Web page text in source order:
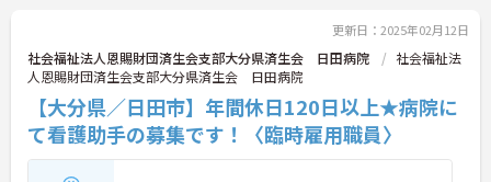
ントもお伝えしますので是非ご応募お待ちしており
ます。
更新日：2025年02月12日
社会福祉法人恩賜財団済生会支部大分県済生会 日田病院
社会福祉法
人恩賜財団済生会支部大分県済生会 日田病院
【大分県／日田市】年間休日120日以上★病院に
て看護助手の募集です！〈臨時雇用職員〉